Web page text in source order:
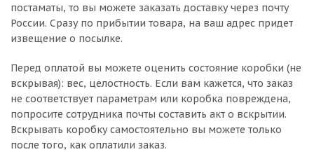
постаматы, то вы можете заказать доставку через почту
России. Сразу по прибытии товара, на ваш адрес придет
извещение о посылке.
Перед оплатой вы можете оценить состояние коробки (не
вскрывая): вес, целостность. Если вам кажется, что заказ
не соответствует параметрам или коробка повреждена,
попросите сотрудника почты составить акт о вскрытии.
Вскрывать коробку самостоятельно вы можете только
после того, как оплатили заказ.